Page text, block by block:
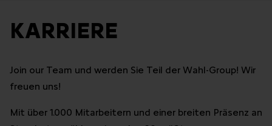
KARRIERE
Join our Team und werden Sie Teil der Wahl-Group! Wir
freuen uns!
Mit über 1.000 Mitarbeitern und einer breiten Präsenz an